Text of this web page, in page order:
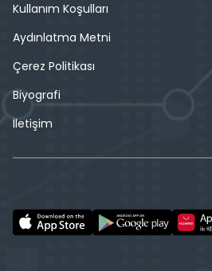
Kullanım Koşulları
Aydınlatma Metni
Çerez Politikası
Biyografi
İletişim